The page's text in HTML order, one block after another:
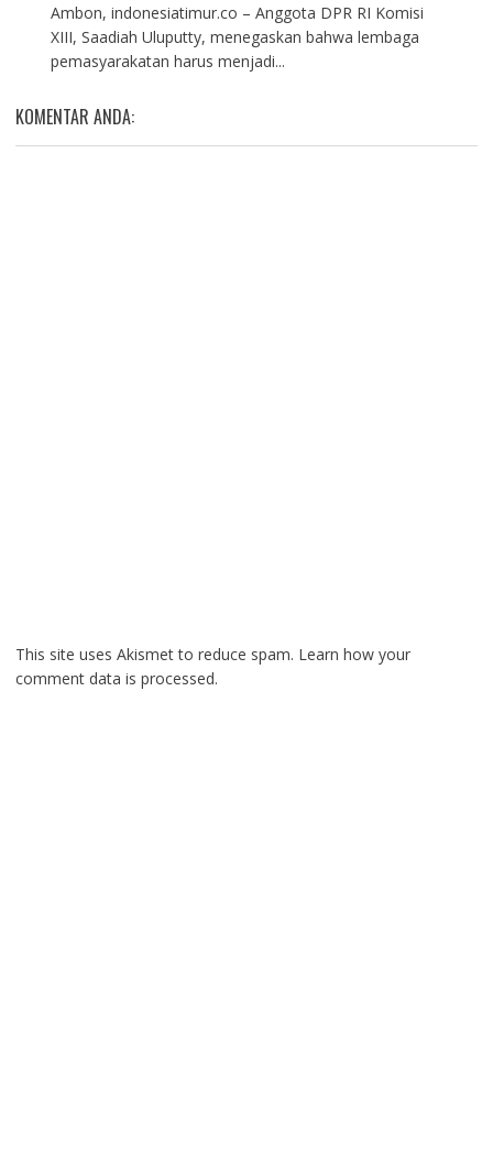
Ambon, indonesiatimur.co – Anggota DPR RI Komisi
XIII, Saadiah Uluputty, menegaskan bahwa lembaga
pemasyarakatan harus menjadi...
KOMENTAR ANDA:
This site uses Akismet to reduce spam. Learn how your
comment data is processed.